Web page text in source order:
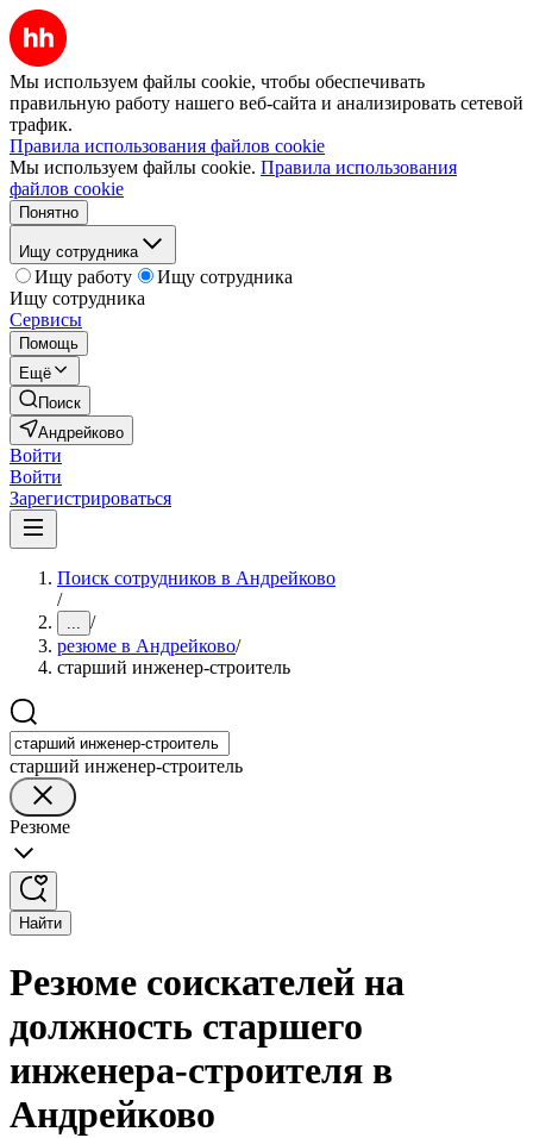
Мы используем файлы cookie, чтобы обеспечивать
правильную работу нашего веб-сайта и анализировать сетевой
трафик.
Правила использования файлов cookie
Мы используем файлы cookie. Правила использования
файлов cookie
Понятно
Ищу сотрудника
Ищу работу
Ищу сотрудника
Ищу сотрудника
Сервисы
Помощь
Ещё
Поиск
Андрейково
Войти
Войти
Зарегистрироваться
Поиск сотрудников в Андрейково
/
... /
резюме в Андрейково/
старший инженер-строитель
старший инженер-строитель
Резюме
Найти
Резюме соискателей на
должность старшего
инженера-строителя в
Андрейково